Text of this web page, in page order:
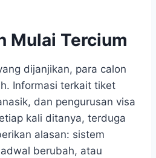
Mulai Tercium
dijanjikan, para calon
Informasi terkait tiket
dan pengurusan visa
kali ditanya, terduga
alasan: sistem
berubah, atau